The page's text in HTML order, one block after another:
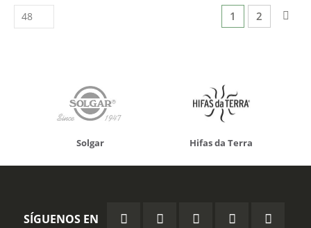
Página
Actualmente
1 Página
2
Solgar Hifas da Terra
SÍGUENOS EN